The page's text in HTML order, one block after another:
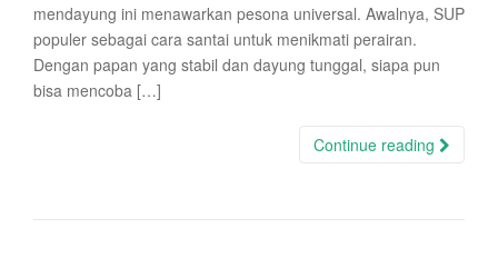
mendayung ini menawarkan pesona universal. Awalnya, SUP
populer sebagai cara santai untuk menikmati perairan.
Dengan papan yang stabil dan dayung tunggal, siapa pun
bisa mencoba […]
Continue reading